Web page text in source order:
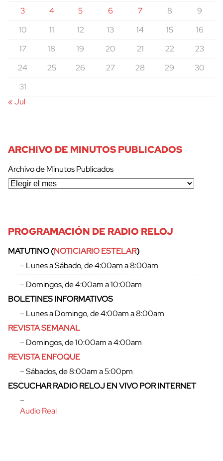
cerrar
3
4 5 6 7 8
9
10
11 12 13 14 15
16
17
18 19 20 21 22
23
24
25 26 27 28 29
30
31
« Jul
ARCHIVO DE MINUTOS PUBLICADOS
Archivo de Minutos Publicados
PROGRAMACIÓN DE RADIO RELOJ
MATUTINO (NOTICIARIO ESTELAR)
– Lunes a Sábado, de 4:00am a 8:00am
– Domingos, de 4:00am a 10:00am
BOLETINES INFORMATIVOS
– Lunes a Domingo, de 4:00am a 8:00am
REVISTA SEMANAL
– Domingos, de 10:00am a 4:00am
REVISTA ENFOQUE
– Sábados, de 8:00am a 5:00pm
ESCUCHAR RADIO RELOJ EN VIVO POR INTERNET
–
Audio Real